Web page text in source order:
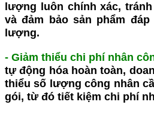
lượng luôn chính xác,
và đảm bảo sản phẩm
lượng.
- Giảm thiểu chi phí nhân
tự động hóa hoàn toàn,
thiểu số lượng công nhân
gói, từ đó tiết kiệm chi phí